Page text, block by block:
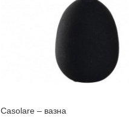
Casolare – вазна